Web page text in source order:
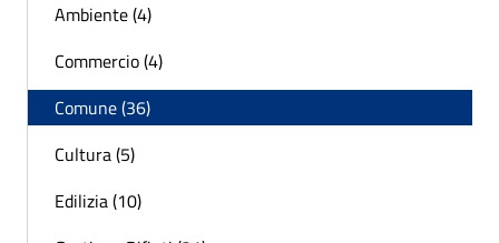
Ambiente (4)
Commercio (4)
Comune (36)
Cultura (5)
Edilizia (10)